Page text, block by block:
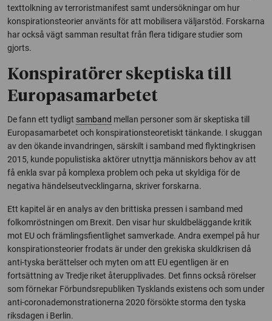
texttolkning av terroristmanifest samt undersökningar om hur
konspirationsteorier använts för att mobilisera väljarstöd. Forskarna
har också vägt samman resultat från flera tidigare studier som
gjorts.
Konspiratörer skeptiska till
Europasamarbetet
De fann ett tydligt samband mellan personer som är skeptiska till
Europasamarbetet och konspirationsteoretiskt tänkande. I skuggan
av den ökande invandringen, särskilt i samband med flyktingkrisen
2015, kunde populistiska aktörer utnyttja människors behov av att
få enkla svar på komplexa problem och peka ut skyldiga för de
negativa händelseutvecklingarna, skriver forskarna.
Ett kapitel är en analys av den brittiska pressen i samband med
folkomröstningen om Brexit. Den visar hur skuldbeläggande kritik
mot EU och främlingsfientlighet samverkade. Andra exempel på hur
konspirationsteorier frodats är under den grekiska skuldkrisen då
anti-tyska berättelser och myten om att EU egentligen är en
fortsättning av Tredje riket återupplivades. Det finns också rörelser
som förnekar Förbundsrepubliken Tysklands existens och som under
anti-coronademonstrationerna 2020 försökte storma den tyska
riksdagen i Berlin.